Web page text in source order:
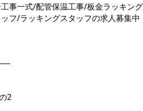
事一式/配管保温工事/板金ラッキン
フ/ラッキングスタッフの求人募集中
2